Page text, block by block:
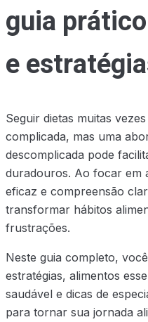
guia
e
Seguir dietas muitas
complicada, mas uma
descomplicada pode
duradouros. Ao focar em
eficaz e compreensão
transformar hábitos
frustrações.
Neste guia completo,
estratégias, alimentos
saudável e dicas de
para tornar sua jornada